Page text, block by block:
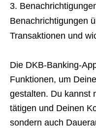
Benachrichtigungen
Transaktionen und
Die DKB-Banking-
Funktionen, um
gestalten. Du kannst
tätigen und Deinen
sondern auch